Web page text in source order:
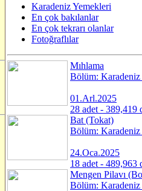
Karadeniz Yemekleri
En çok bakılanlar
En çok tekrarı olanlar
Fotoğraflılar
Mıhlama
Bölüm: Karadeniz
01.Arl.2025
28 adet - 389,419
Bat (Tokat)
Bölüm: Karadeniz
24.Oca.2025
18 adet - 489,963
Mengen Pilavı
Bölüm: Karadeniz